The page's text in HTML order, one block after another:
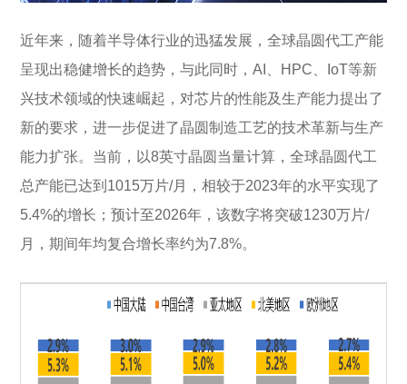
近年来，随着半导体行业的迅猛发展，全球晶圆代工产能
呈现出稳健增长的趋势，与此同时，AI、HPC、IoT等新
兴技术领域的快速崛起，对芯片的性能及生产能力提出了
新的要求，进一步促进了晶圆制造工艺的技术革新与生产
能力扩张。当前，以8英寸晶圆当量计算，全球晶圆代工
总产能已达到1015万片/月，相较于2023年的水平实现了
5.4%的增长；预计至2026年，该数字将突破1230万片/
月，期间年均复合增长率约为7.8%。